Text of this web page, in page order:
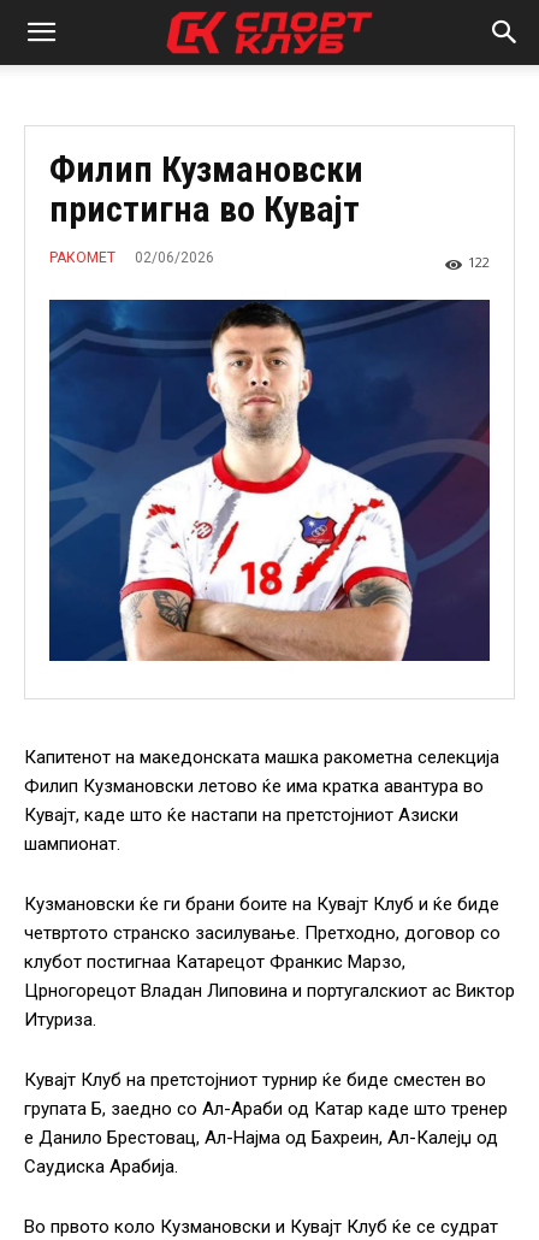
Филип Кузмановски
пристигна во Кувајт
РАКОМЕТ 02/06/2026 122
Капитенот на македонската машка ракометна селекција
Филип Кузмановски летово ќе има кратка авантура во
Кувајт, каде што ќе настапи на претстојниот Азиски
шампионат.
Кузмановски ќе ги брани боите на Кувајт Клуб и ќе биде
четвртото странско засилување. Претходно, договор со
клубот постигнаа Катарецот Франкис Марзо,
Црногорецот Владан Липовина и португалскиот ас Виктор
Итуриза.
Кувајт Клуб на претстојниот турнир ќе биде сместен во
групата Б, заедно со Ал-Араби од Катар каде што тренер
е Данило Брестовац, Ал-Најма од Бахреин, Ал-Калејџ од
Саудиска Арабија.
Во првото коло Кузмановски и Кувајт Клуб ќе се судрат